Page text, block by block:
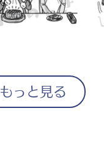
もっと見る